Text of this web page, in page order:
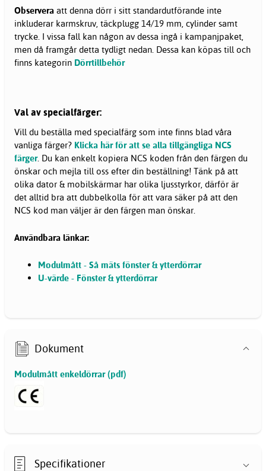
Observera att denna dörr i sitt standardutförande inte
inkluderar karmskruv, täckplugg 14/19 mm, cylinder samt
trycke. I vissa fall kan någon av dessa ingå i kampanjpaket,
men då framgår detta tydligt nedan. Dessa kan köpas till och
finns kategorin Dörrtillbehör
Val av specialfärger:
Vill du beställa med specialfärg som inte finns blad våra
vanliga färger? Klicka här för att se alla tillgängliga NCS
färger. Du kan enkelt kopiera NCS koden från den färgen du
önskar och mejla till oss efter din beställning! Tänk på att
olika dator & mobilskärmar har olika ljusstyrkor, därför är
det alltid bra att dubbelkolla för att vara säker på att den
NCS kod man väljer är den färgen man önskar.
Användbara länkar:
Modulmått - Så mäts fönster & ytterdörrar
U-värde - Fönster & ytterdörrar
Dokument
Modulmått enkeldörrar (pdf)
Specifikationer